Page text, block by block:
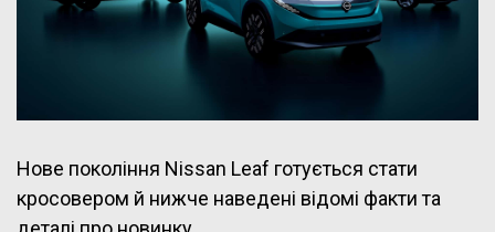
Нове покоління Nissan Leaf готується стати
кросовером й нижче наведені відомі факти та